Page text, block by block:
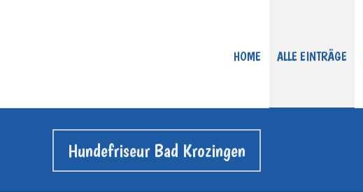
HOME ALLE EINTRÄGE
Hundefriseur Bad Krozingen